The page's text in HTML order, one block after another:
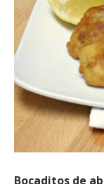
Bocaditos de